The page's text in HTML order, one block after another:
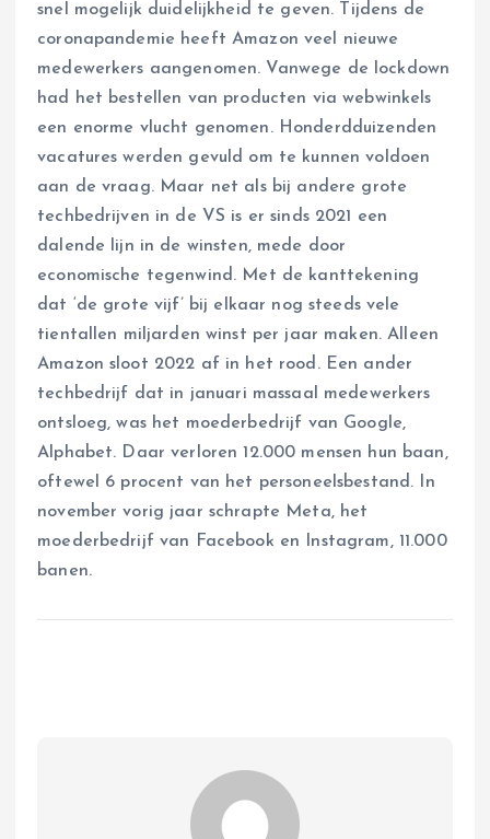
snel mogelijk duidelijkheid te geven. Tijdens de
coronapandemie heeft Amazon veel nieuwe
medewerkers aangenomen. Vanwege de lockdown
had het bestellen van producten via webwinkels
een enorme vlucht genomen. Honderdduizenden
vacatures werden gevuld om te kunnen voldoen
aan de vraag. Maar net als bij andere grote
techbedrijven in de VS is er sinds 2021 een
dalende lijn in de winsten, mede door
economische tegenwind. Met de kanttekening
dat ‘de grote vijf’ bij elkaar nog steeds vele
tientallen miljarden winst per jaar maken. Alleen
Amazon sloot 2022 af in het rood. Een ander
techbedrijf dat in januari massaal medewerkers
ontsloeg, was het moederbedrijf van Google,
Alphabet. Daar verloren 12.000 mensen hun baan,
oftewel 6 procent van het personeelsbestand. In
november vorig jaar schrapte Meta, het
moederbedrijf van Facebook en Instagram, 11.000
banen.